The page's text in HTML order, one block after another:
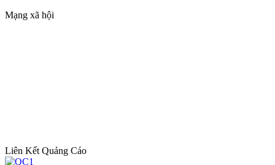
Mạng xã hội
Liên Kết Quảng Cáo